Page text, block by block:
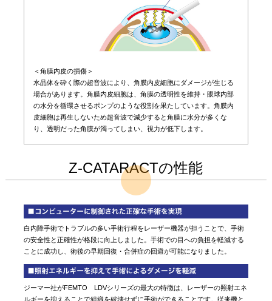
＜角膜内皮の損傷＞
水晶体を砕く際の超音波により、角膜内皮細胞にダメージが生じる
場合があります。角膜内皮細胞は、角膜の透明性を維持・眼球内部
の水分を循環させるポンプのような役割を果たしています。角膜内
皮細胞は再生しないため超音波で減少すると角膜に水分が多くな
り、透明だった角膜が濁ってしまい、視力が低下します。
Z-CATARACTの性能
白内障手術でトラブルの多い手術行程をレーザー機器が担うことで、手術
の安全性と正確性が格段に向上しました。手術での目への負担を軽減する
ことに成功し、術後の早期回復・合併症の回避が可能になりました。
ジーマー社がFEMTO LDVシリーズの最大の特徴は、レーザーの照射エネ
ルギーを抑えることで組織を破壊せずに手術ができることです。従来機と